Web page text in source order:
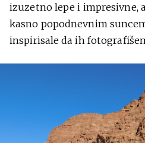
izuzetno lepe i impresivne,
kasno popodnevnim
inspirisale da ih